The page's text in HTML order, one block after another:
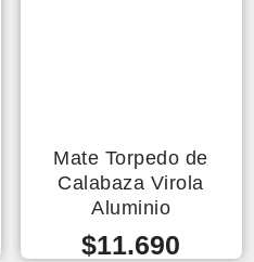
Mate Torpedo de
Calabaza Virola
Aluminio
$11.690